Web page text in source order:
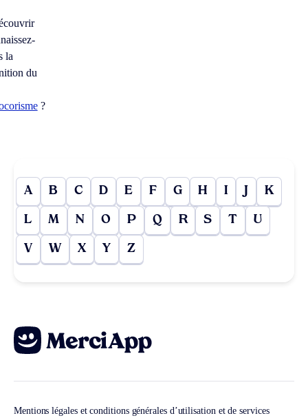
la
du
?
A B C D E F G H I J K
L M N O P Q R S T U
V W X Y Z
Mentions légales et conditions générales d’utilisation et de services